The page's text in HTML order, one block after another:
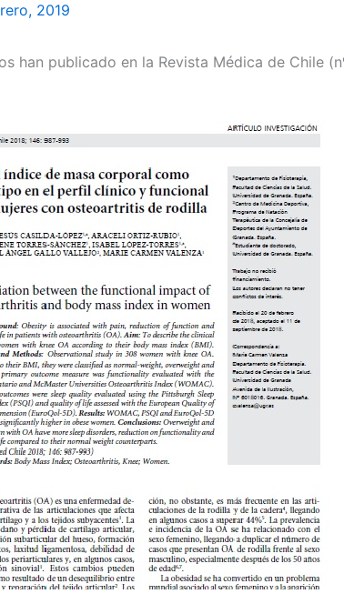
2019
han publicado en la Revista Médica de Chile